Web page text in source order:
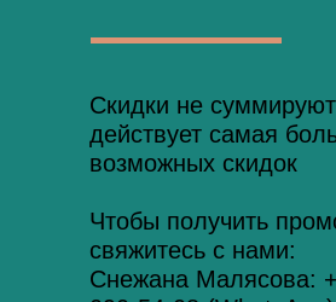
Скидки не
действует самая
возможных скидок
Чтобы получить
свяжитесь с нами:
Снежана Малясова: